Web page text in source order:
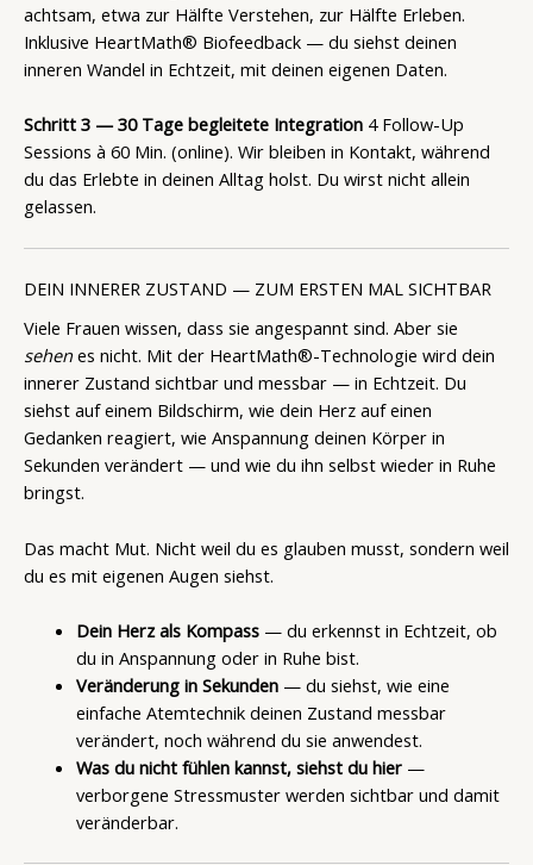
achtsam, etwa zur Hälfte Verstehen, zur Hälfte Erleben.
Inklusive HeartMath® Biofeedback — du siehst deinen
inneren Wandel in Echtzeit, mit deinen eigenen Daten.
Schritt 3 — 30 Tage begleitete Integration 4 Follow-Up
Sessions à 60 Min. (online). Wir bleiben in Kontakt, während
du das Erlebte in deinen Alltag holst. Du wirst nicht allein
gelassen.
DEIN INNERER ZUSTAND — ZUM ERSTEN MAL SICHTBAR
Viele Frauen wissen, dass sie angespannt sind. Aber sie
sehen es nicht. Mit der HeartMath®-Technologie wird dein
innerer Zustand sichtbar und messbar — in Echtzeit. Du
siehst auf einem Bildschirm, wie dein Herz auf einen
Gedanken reagiert, wie Anspannung deinen Körper in
Sekunden verändert — und wie du ihn selbst wieder in Ruhe
bringst.
Das macht Mut. Nicht weil du es glauben musst, sondern weil
du es mit eigenen Augen siehst.
Dein Herz als Kompass— du erkennst in Echtzeit, ob
du in Anspannung oder in Ruhe bist.
Veränderung in Sekunden— du siehst, wie eine
einfache Atemtechnik deinen Zustand messbar
verändert, noch während du sie anwendest.
Was du nicht fühlen kannst, siehst du hier—
verborgene Stressmuster werden sichtbar und damit
veränderbar.